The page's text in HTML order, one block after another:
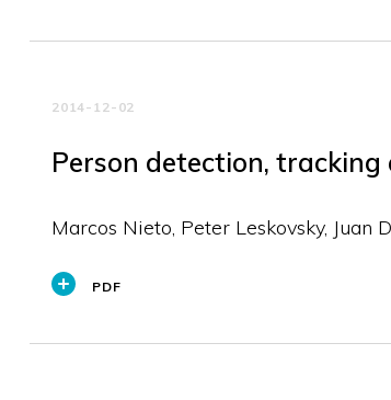
2014-12-02
Person detection,
Marcos Nieto, Peter Leskovsky, Juan
PDF